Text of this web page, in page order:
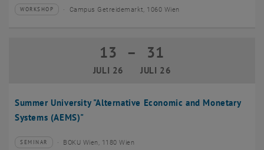
Veranstaltungstyp:
WORKSHOP
Veranstaltungsort:Campus Getreidemarkt, 1060 Wien
Summer University "Alternative Economic and Monetary
Systems (AEMS)"
13
JULI 26
13 Juli 2026 bis 31 Juli 2026
– 31
JULI 26
Veranstaltungstyp:
SEMINAR
Veranstaltungsort:BOKU Wien, 1180 Wien